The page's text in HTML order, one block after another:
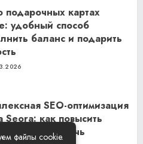
подарочных картах
удобный способ
баланс и подарить
SEO-оптимизация
Seora: как повысить
и привлечь
файлы cookie.